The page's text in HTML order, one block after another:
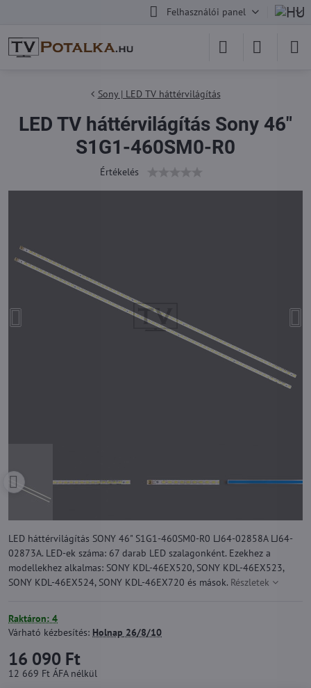
Felhasználói panel
Sony | LED TV háttérvilágítás
LED TV háttérvilágítás Sony 46"
S1G1-460SM0-R0
Értékelés
LED háttérvilágítás SONY 46" S1G1-460SM0-R0 LJ64-02858A LJ64-
02873A. LED-ek száma: 67 darab LED szalagonként. Ezekhez a
modellekhez alkalmas: SONY KDL-46EX520, SONY KDL-46EX523,
SONY KDL-46EX524, SONY KDL-46EX720 és mások. Részletek
Raktáron: 4
Várható kézbesítés: Holnap 26/8/10
16 090 Ft
12 669 Ft ÁFA nélkül